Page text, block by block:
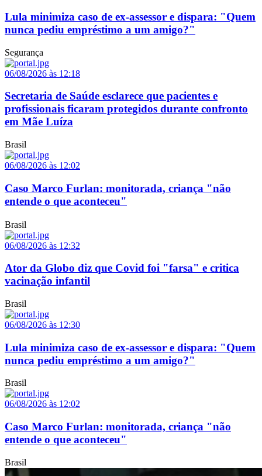
Lula minimiza caso de ex-assessor e dispara: "Quem
nunca pediu empréstimo a um amigo?"
Segurança
06/08/2026 às 12:18
Secretaria de Saúde esclarece que pacientes e
profissionais ficaram protegidos durante confronto
em Mãe Luíza
Brasil
06/08/2026 às 12:02
Caso Marco Furlan: monitorada, criança "não
entende o que aconteceu"
Brasil
06/08/2026 às 12:32
Ator da Globo diz que Covid foi "farsa" e critica
vacinação infantil
Brasil
06/08/2026 às 12:30
Lula minimiza caso de ex-assessor e dispara: "Quem
nunca pediu empréstimo a um amigo?"
Brasil
06/08/2026 às 12:02
Caso Marco Furlan: monitorada, criança "não
entende o que aconteceu"
Brasil